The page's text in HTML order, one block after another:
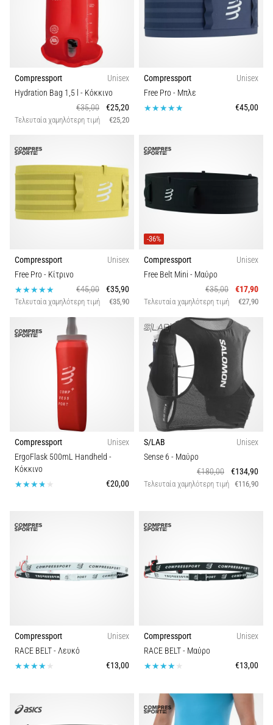
Compressport
Unisex
Hydration Bag 1,5 l - Κόκκινο
€35,00
€25,20
Τελευταία χαμηλότερη τιμή €25,20
Compressport
Unisex
Free Pro- Μπλε
€45,00
Compressport
Unisex
Free Pro- Κίτρινο
€45,00
€35,90
Τελευταία χαμηλότερη τιμή €35,90
-36%
Compressport
Unisex
Free Belt Mini - Μαύρο
€35,00
€17,90
Τελευταία χαμηλότερη τιμή €27,90
Compressport
Unisex
ErgoFlask 500mL Handheld -
Κόκκινο
€20,00
S/LAB
Unisex
Sense 6 - Μαύρο
€180,00
€134,90
Τελευταία χαμηλότερη τιμή €116,90
Compressport
Unisex
RACE BELT- Λευκό
€13,00
Compressport
Unisex
RACE BELT- Μαύρο
€13,00